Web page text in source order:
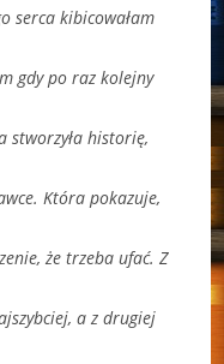
serca kibicowałam
gdy po raz kolejny
stworzyła historię,
Która pokazuje,
że trzeba ufać. Z
a z drugiej